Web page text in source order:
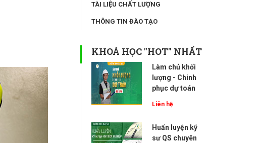
TÀI LIỆU CHẤT LƯỢNG
THÔNG TIN ĐÀO TẠO
KHOÁ HỌC "HOT" NHẤT
Làm chủ khối
lượng - Chinh
phục dự toán
Liên hệ
Huấn luyện kỹ
sư QS chuyên